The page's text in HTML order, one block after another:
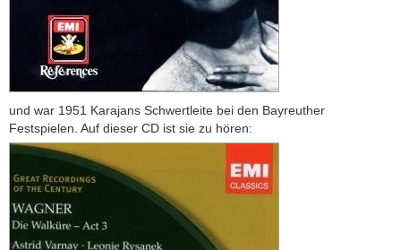
und war 1951 Karajans Schwertleite bei den Bayreuther
Festspielen. Auf dieser CD ist sie zu hören: